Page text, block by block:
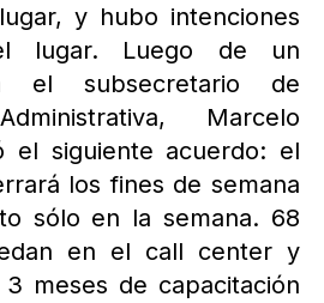
y hubo intenciones
lugar. Luego de un
el subsecretario de
Marcelo
el siguiente acuerdo: el
los fines de semana
sólo en la semana. 68
en el call center y
meses de capacitación